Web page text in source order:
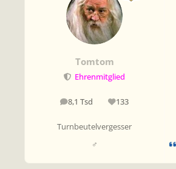
Tomtom
Ehrenmitglied
8,1 Tsd
Beiträge 133
Reputation
Turnbeutelvergesser
♂